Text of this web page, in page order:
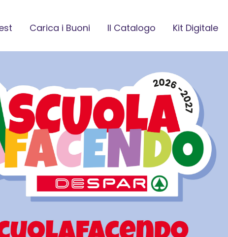
Carica i Buoni Il Catalogo Kit Digitale